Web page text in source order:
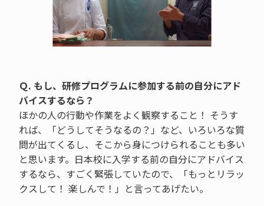
Ｑ. もし、研修プログラムに参加する前の自分にアド
バイスするなら？
ほかの人の行動や作業をよく観察すること！ そうす
れば、「どうしてそうなるの？」など、いろいろな質
問が出てくるし、そこから身につけられることも多い
と思います。日本校に入学する前の自分にアドバイス
するなら、すごく緊張していたので、「もっとリラッ
クスして！ 楽しんで！」と言ってあげたい。